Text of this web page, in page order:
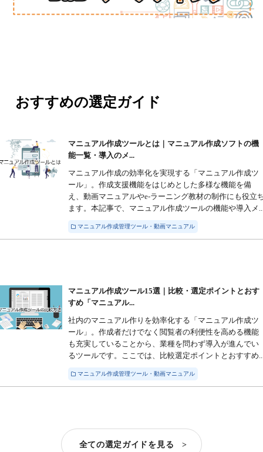
おすすめの選定ガイド
マニュアル作成ツールとは｜マニュアル作成ソフトの機
能一覧・導入のメ...
マニュアル作成の効率化を実現する「マニュアル作成ツ
ール」。作成支援機能をはじめとした多様な機能を備
え、動画マニュアルやe-ラーニング教材の制作にも役立
ます。本記事で、マニュアル作成ツールの機能や導入メ
マニュアル作成管理ツール・動画マニュアル
マニュアル作成ツール15選｜比較・選定ポイントとおす
すめ「マニュアル...
社内のマニュアル作りを効率化する「マニュアル作成ツ
ール」。作成者だけでなく閲覧者の利便性を高める機能
も充実していることから、業種を問わず導入が進んでい
るツールです。ここでは、比較選定ポイントとおすすめ
マニュアル作成管理ツール・動画マニュアル
全ての選定ガイドを見る >